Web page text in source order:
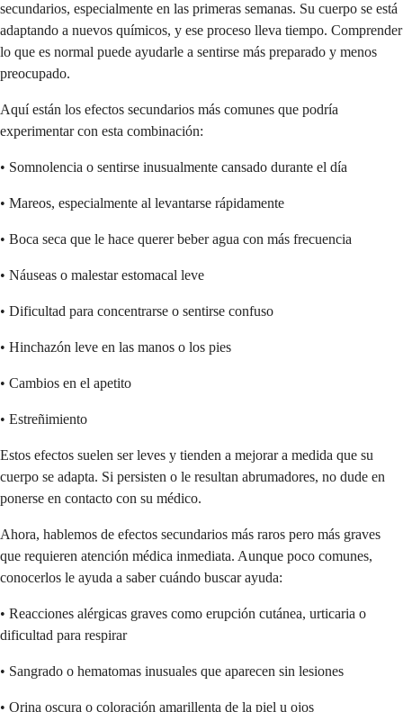
secundarios, especialmente en las primeras semanas. Su cuerpo se está
adaptando a nuevos químicos, y ese proceso lleva tiempo. Comprender
lo que es normal puede ayudarle a sentirse más preparado y menos
preocupado.
Aquí están los efectos secundarios más comunes que podría
experimentar con esta combinación:
• Somnolencia o sentirse inusualmente cansado durante el día
• Mareos, especialmente al levantarse rápidamente
• Boca seca que le hace querer beber agua con más frecuencia
• Náuseas o malestar estomacal leve
• Dificultad para concentrarse o sentirse confuso
• Hinchazón leve en las manos o los pies
• Cambios en el apetito
• Estreñimiento
Estos efectos suelen ser leves y tienden a mejorar a medida que su
cuerpo se adapta. Si persisten o le resultan abrumadores, no dude en
ponerse en contacto con su médico.
Ahora, hablemos de efectos secundarios más raros pero más graves
que requieren atención médica inmediata. Aunque poco comunes,
conocerlos le ayuda a saber cuándo buscar ayuda:
• Reacciones alérgicas graves como erupción cutánea, urticaria o
dificultad para respirar
• Sangrado o hematomas inusuales que aparecen sin lesiones
• Orina oscura o coloración amarillenta de la piel u ojos